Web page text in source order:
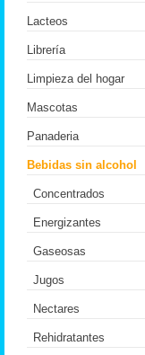
Lacteos
Librería
Limpieza del hogar
Mascotas
Panaderia
Bebidas sin alcohol
Concentrados
Energizantes
Gaseosas
Jugos
Nectares
Rehidratantes